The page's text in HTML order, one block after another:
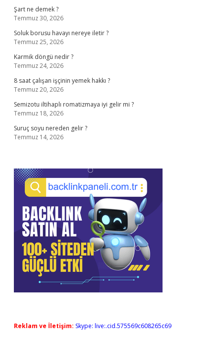
Şart ne demek ?
Temmuz 30, 2026
Soluk borusu havayı nereye iletir ?
Temmuz 25, 2026
Karmik döngü nedir ?
Temmuz 24, 2026
8 saat çalışan işçinin yemek hakkı ?
Temmuz 20, 2026
Semizotu iltihaplı romatizmaya iyi gelir mi ?
Temmuz 18, 2026
Suruç soyu nereden gelir ?
Temmuz 14, 2026
Reklam ve İletişim: Skype: live:.cid.575569c608265c69